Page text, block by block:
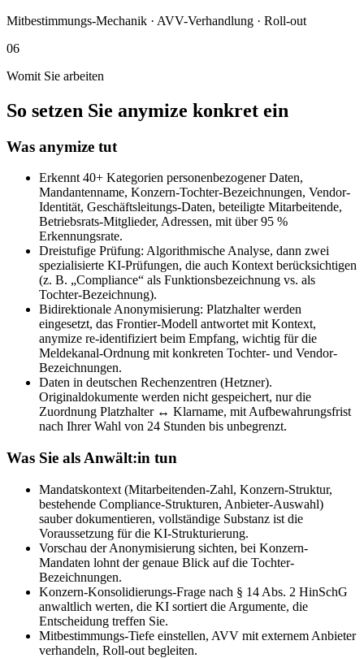
Mitbestimmungs-Mechanik · AVV-Verhandlung · Roll-out
06
Womit Sie arbeiten
So setzen Sie anymize konkret ein
Was anymize tut
Erkennt 40+ Kategorien personenbezogener Daten,
Mandantenname, Konzern-Tochter-Bezeichnungen, Vendor-
Identität, Geschäftsleitungs-Daten, beteiligte Mitarbeitende,
Betriebsrats-Mitglieder, Adressen, mit über 95 %
Erkennungsrate.
Dreistufige Prüfung: Algorithmische Analyse, dann zwei
spezialisierte KI-Prüfungen, die auch Kontext berücksichtigen
(z. B. „Compliance“ als Funktionsbezeichnung vs. als
Tochter-Bezeichnung).
Bidirektionale Anonymisierung: Platzhalter werden
eingesetzt, das Frontier-Modell antwortet mit Kontext,
anymize re-identifiziert beim Empfang, wichtig für die
Meldekanal-Ordnung mit konkreten Tochter- und Vendor-
Bezeichnungen.
Daten in deutschen Rechenzentren (Hetzner).
Originaldokumente werden nicht gespeichert, nur die
Zuordnung Platzhalter ↔ Klarname, mit Aufbewahrungsfrist
nach Ihrer Wahl von 24 Stunden bis unbegrenzt.
Was Sie als Anwält:in tun
Mandatskontext (Mitarbeitenden-Zahl, Konzern-Struktur,
bestehende Compliance-Strukturen, Anbieter-Auswahl)
sauber dokumentieren, vollständige Substanz ist die
Voraussetzung für die KI-Strukturierung.
Vorschau der Anonymisierung sichten, bei Konzern-
Mandaten lohnt der genaue Blick auf die Tochter-
Bezeichnungen.
Konzern-Konsolidierungs-Frage nach § 14 Abs. 2 HinSchG
anwaltlich werten, die KI sortiert die Argumente, die
Entscheidung treffen Sie.
Mitbestimmungs-Tiefe einstellen, AVV mit externem Anbieter
verhandeln, Roll-out begleiten.